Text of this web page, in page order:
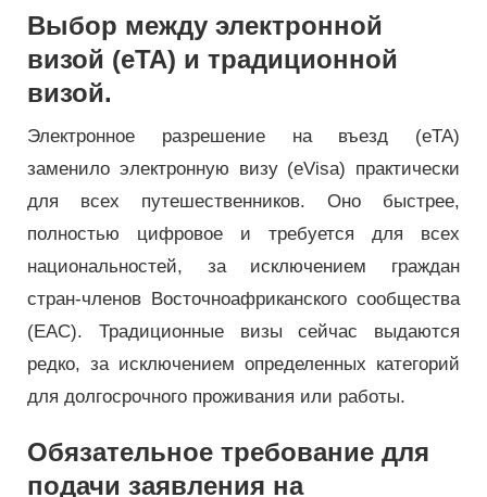
Выбор между электронной
визой (eTA) и традиционной
визой.
Электронное разрешение на въезд (eTA)
заменило электронную визу (eVisa) практически
для всех путешественников. Оно быстрее,
полностью цифровое и требуется для всех
национальностей, за исключением граждан
стран-членов Восточноафриканского сообщества
(EAC). Традиционные визы сейчас выдаются
редко, за исключением определенных категорий
для долгосрочного проживания или работы.
Обязательное требование для
подачи заявления на